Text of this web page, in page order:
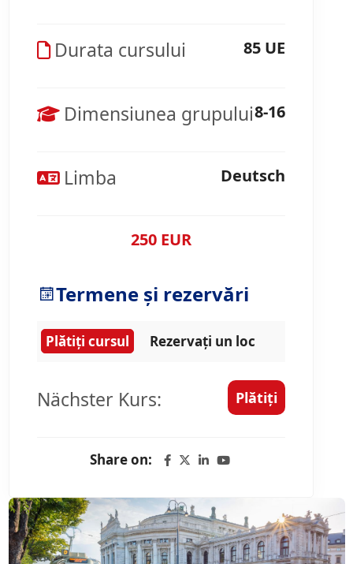
Durata cursului 85 UE
Dimensiunea grupului8-16
Limba Deutsch
250 EUR
Termene și rezervări
Plătiți cursul Rezervați un loc
Nächster Kurs: Plătiți
Share on: